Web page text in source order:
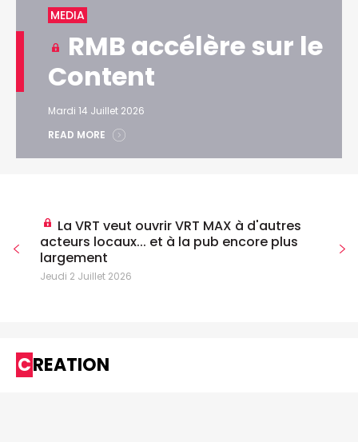
MEDIA
RMB accélère sur le
Content
Mardi 14 Juillet 2026
READ MORE
La VRT veut ouvrir VRT MAX à d'autres
acteurs locaux... et à la pub encore plus
largement
Jeudi 2 Juillet 2026
CREATION